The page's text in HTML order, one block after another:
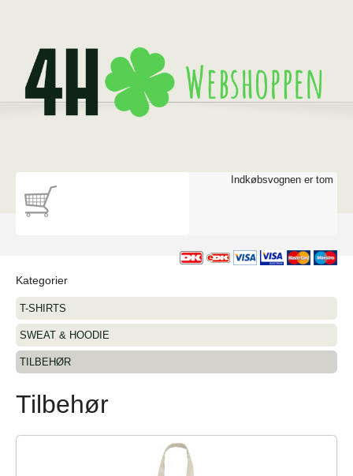
Indkøbsvognen er tom
Kategorier
T-SHIRTS
SWEAT & HOODIE
TILBEHØR
Tilbehør